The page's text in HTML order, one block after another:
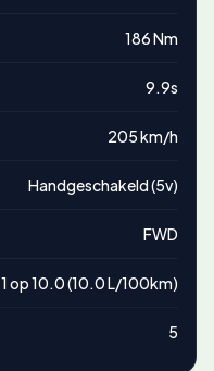
186 Nm
9.9s
205 km/h
Handgeschakeld (5v)
FWD
1 op 10.0 (10.0 L/100km)
5